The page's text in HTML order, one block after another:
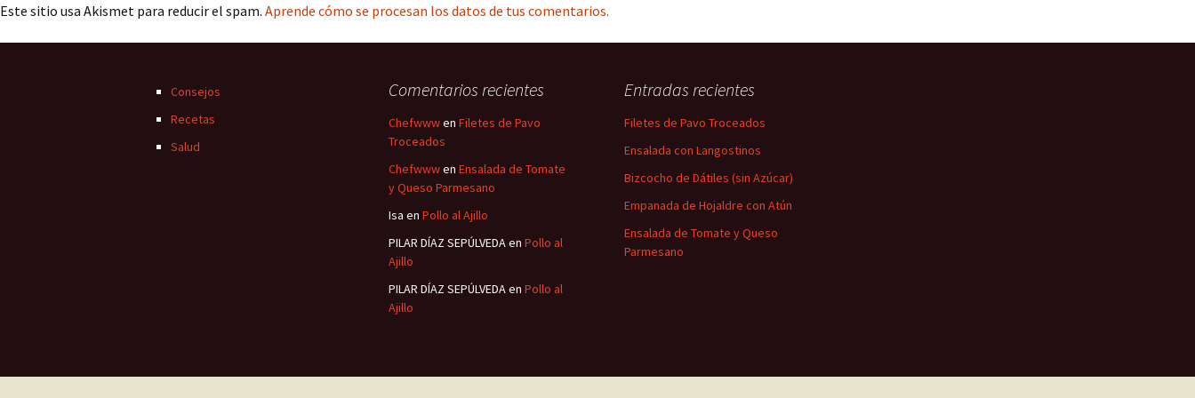
Este sitio usa Akismet para reducir el spam. Aprende cómo se procesan los datos de tus comentarios.
Consejos
Recetas
Salud
Comentarios recientes
Chefwwwen Filetes de Pavo
Troceados
Chefwwwen Ensalada de Tomate
y Queso Parmesano
Isa en Pollo al Ajillo
PILAR DÍAZ SEPÚLVEDAen Pollo al
Ajillo
PILAR DÍAZ SEPÚLVEDAen Pollo al
Ajillo
Entradas recientes
Filetes de Pavo Troceados
Ensalada con Langostinos
Bizcocho de Dátiles (sin Azúcar)
Empanada de Hojaldre con Atún
Ensalada de Tomate y Queso
Parmesano